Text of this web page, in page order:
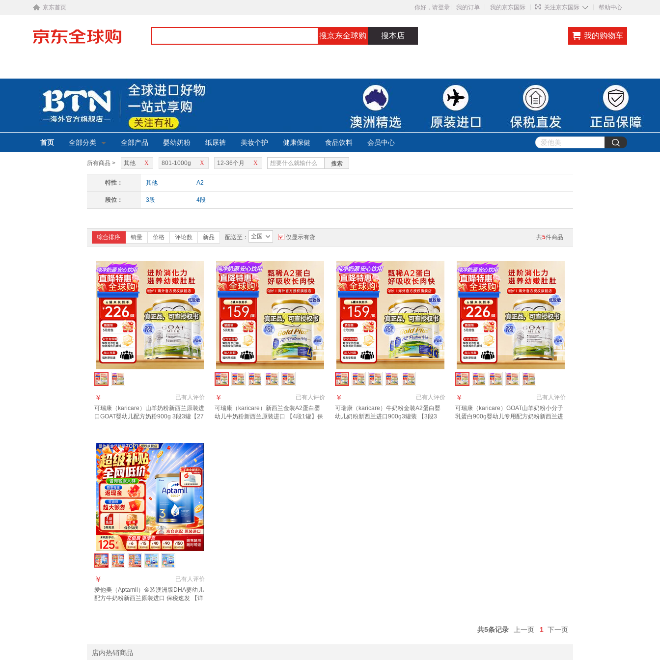
京东首页 你好，请登录 我的订单 我的京东国际 关注京东国际 ◇ 帮助中心
搜京东全球购 搜本店 我的购物车
首页 全部分类 全部产品 婴幼奶粉 纸尿裤 美妆个护 健康保健 食品饮料 会员中心
所有商品 > X
其他 X
801-1000g X
12-36个月 搜索
特性： 其他 A2
段位： 3段 4段
共5件商品
综合排序 销量 价格 评论数 新品 配送至： 全国 仅显示有货
已有人评价
￥
可瑞康（karicare）山羊奶粉新西兰原装进
口GOAT婴幼儿配方奶粉900g 3段3罐【27
已有人评价
￥
可瑞康（karicare）新西兰金装A2蛋白婴
幼儿牛奶粉新西兰原装进口 【4段1罐】保
已有人评价
￥
可瑞康（karicare）牛奶粉金装A2蛋白婴
幼儿奶粉新西兰进口900g3罐装 【3段3
已有人评价
￥
可瑞康（karicare）GOAT山羊奶粉小分子
乳蛋白900g婴幼儿专用配方奶粉新西兰进
已有人评价
￥
爱他美（Aptamil）金装澳洲版DHA婴幼儿
配方牛奶粉新西兰原装进口 保税速发 【详
共5条记录 上一页 1 下一页
店内热销商品